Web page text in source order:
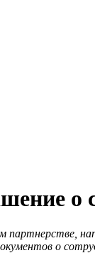
о
партнерстве ,
о